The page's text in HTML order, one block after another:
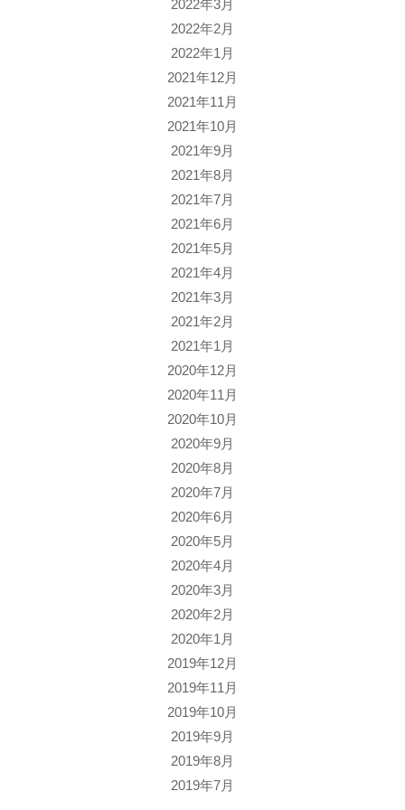
2022年3月
2022年2月
2022年1月
2021年12月
2021年11月
2021年10月
2021年9月
2021年8月
2021年7月
2021年6月
2021年5月
2021年4月
2021年3月
2021年2月
2021年1月
2020年12月
2020年11月
2020年10月
2020年9月
2020年8月
2020年7月
2020年6月
2020年5月
2020年4月
2020年3月
2020年2月
2020年1月
2019年12月
2019年11月
2019年10月
2019年9月
2019年8月
2019年7月